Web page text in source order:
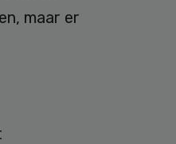
maar er